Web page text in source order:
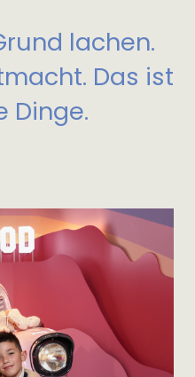
lachen.
Das ist
Dinge.